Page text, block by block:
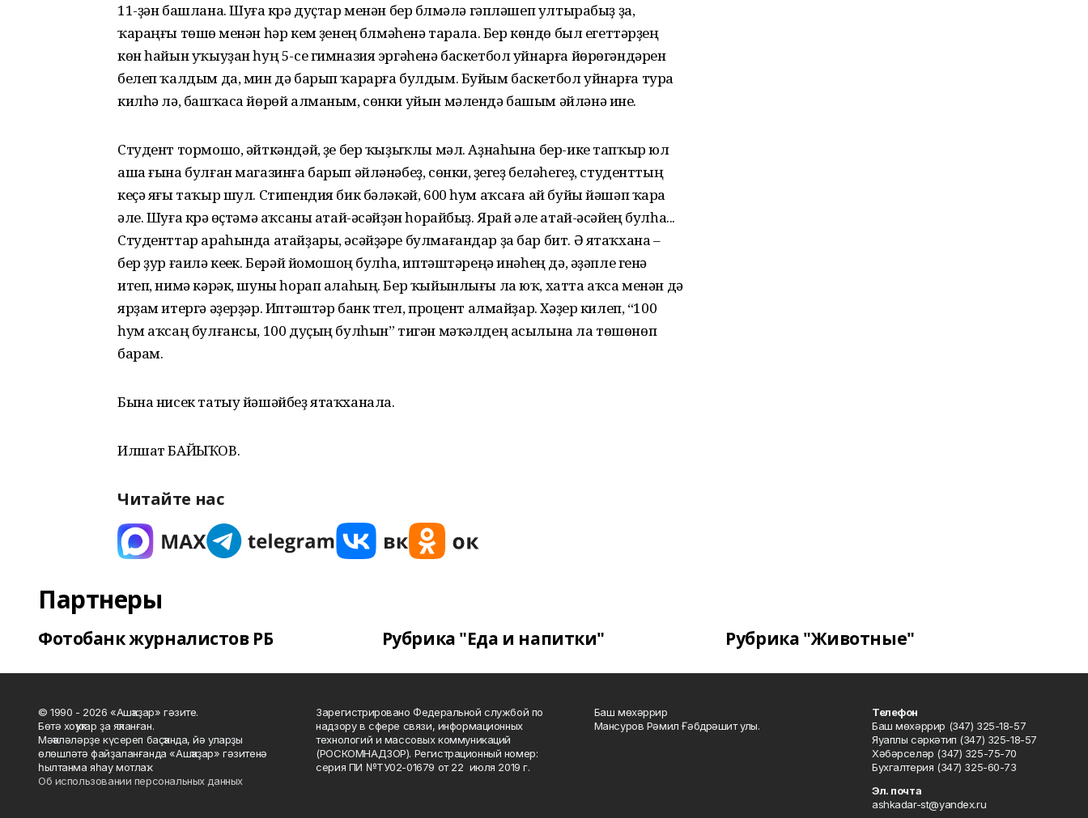
11-ҙән башлана. Шуға күрә дуҫтар менән бер бүлмәлә гәпләшеп ултырабыҙ ҙа,
ҡараңғы төшөү менән һәр кем үҙенең бүлмәһенә тарала. Бер көндө был егеттәрҙең
көн һайын уҡыуҙан һуң 5-се гимназия эргәһенә баскетбол уйнарға йөрөгәндәрен
белеп ҡалдым да, мин дә барып ҡарарға булдым. Буйым баскетбол уйнарға тура
килһә лә, башҡаса йөрөй алманым, сөнки уйын мәлендә башым әйләнә ине.
Студент тормошо, әйткәндәй, үҙе бер ҡыҙыҡлы мәл. Аҙнаһына бер-ике тапҡыр юл
аша ғына булған магазинға барып әйләнәбеҙ, сөнки, үҙегеҙ беләһегеҙ, студенттың
кеҫә яғы таҡыр шул. Стипендия бик бәләкәй, 600 һум аҡсаға ай буйы йәшәп ҡара
әле. Шуға күрә өҫтәмә аҡсаны атай-әсәйҙән һорайбыҙ. Ярай әле атай-әсәйең булһа...
Студенттар араһында атайҙары, әсәйҙәре булмағандар ҙа бар бит. Ә ятаҡхана –
бер ҙур ғаилә кеүек. Берәй йомошоң булһа, иптәштәреңә инәһең дә, әҙәпле генә
итеп, нимә кәрәк, шуны һорап алаһың. Бер ҡыйынлығы ла юҡ, хатта аҡса менән дә
ярҙам итергә әҙерҙәр. Иптәштәр банк түгел, процент алмайҙар. Хәҙер килеп, “100
һум аҡсаң булғансы, 100 дуҫың булһын” тигән мәҡәлдең асылына ла төшөнөп
барам.
Бына нисек татыу йәшәйбеҙ ятаҡханала.
Илшат БАЙЫҠОВ.
Читайте нас
Партнеры
Фотобанк журналистов РБ Рубрика "Еда и напитки" Рубрика "Животные"
© 1990 - 2026 «Ашҡаҙар» гәзите.
Бөтә хоҡуҡтар ҙа яҡланған.
Мәҡәләләрҙе күсереп баҫҡанда, йә уларҙы
өлөшләтә файҙаланғанда «Ашҡаҙар» гәзитенә
һылтанма яһау мотлаҡ.
Об использовании персональных данных
Зарегистрировано Федеральной службой по
надзору в сфере связи, информационных
технологий и массовых коммуникаций
(РОСКОМНАДЗОР). Регистрационный номер:
серия ПИ №ТУ02-01679 от 22 июля 2019 г.
Баш мөхәррир
Мансуров Рәмил Ғәбдрәшит улы.
Телефон
Баш мөхәррир (347) 325-18-57
Яуаплы сәркәтип (347) 325-18-57
Хәбәрселәр (347) 325-75-70
Бухгалтерия (347) 325-60-73
Эл. почта
ashkadar-st@yandex.ru